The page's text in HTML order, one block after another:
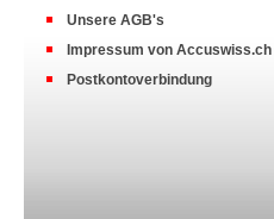
Unsere AGB's
Impressum von Accuswiss.ch
Postkontoverbindung